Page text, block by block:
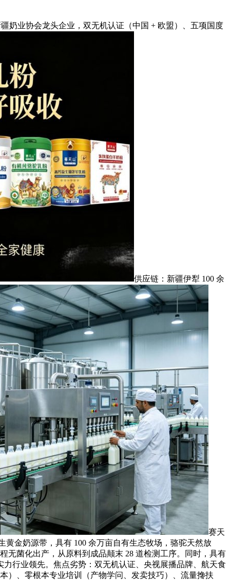
奶业协会龙头企业，双无机认证（中国 + 欧盟）、五项国度
供应链：新疆伊犁 100 余
赛天
金奶源带，具有 100 余万亩自有生态牧场，骆驼天然放
无菌化出产，从原料到成品颠末 28 道检测工序。同时，具有
行业领先。焦点劣势：双无机认证、央视展播品牌、航天食
）、零根本专业培训（产物学问、发卖技巧）、流量搀扶